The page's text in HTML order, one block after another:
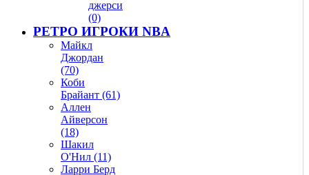
джерси
(0)
РЕТРО ИГРОКИ NBA
Майкл
Джордан
(70)
Коби
Брайант (61)
Аллен
Айверсон
(18)
Шакил
О'Нил (11)
Ларри Берд